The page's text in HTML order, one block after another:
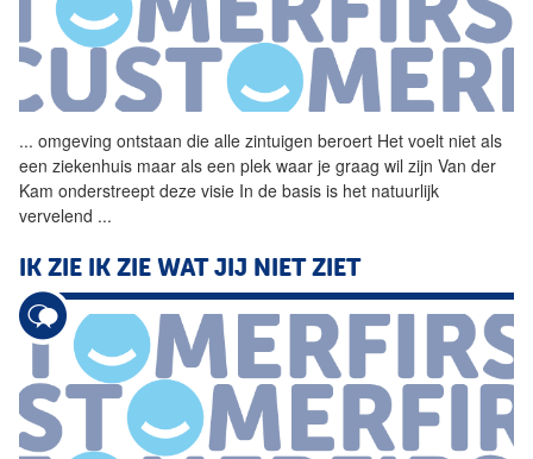
... omgeving ontstaan die alle zintuigen beroert Het voelt niet als
een ziekenhuis maar als een plek waar je graag wil zijn Van der
Kam onderstreept deze visie In de basis is het natuurlijk
vervelend ...
IK ZIE IK ZIE WAT JIJ NIET ZIET